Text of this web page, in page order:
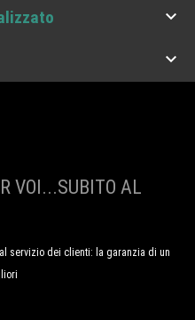


VOI...SUBITO AL
servizio dei clienti: la garanzia di un